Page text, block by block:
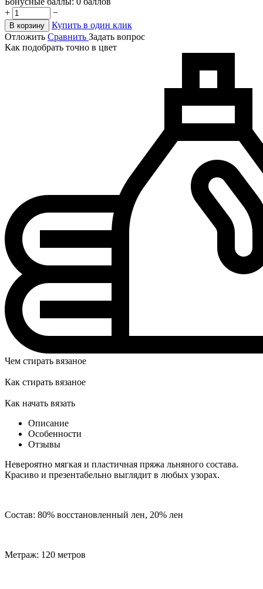
+
−
В корзину
Купить в один клик
Отложить Сравнить Задать вопрос
Как подобрать точно в цвет
Чем стирать вязаное
Как стирать вязаное
Как начать вязать
Описание
Особенности
Отзывы
Невероятно мягкая и пластичная пряжа льняного состава.
Красиво и презентабельно выглядит в любых узорах.
Cостав: 80% восстановленный лен, 20% лен
Метраж: 120 метров